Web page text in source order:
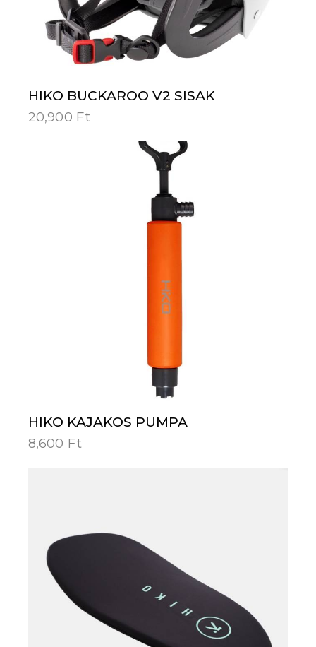
HIKO BUCKAROO V2 SISAK
20,900 Ft
HIKO KAJAKOS PUMPA
8,600 Ft